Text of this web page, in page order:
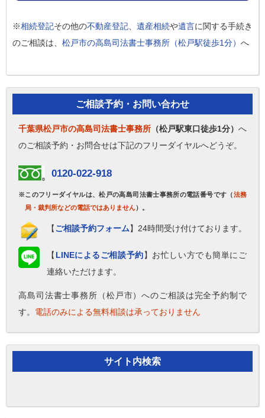
※相続登記その他の不動産登記 遺産相続や遺言に関する手続き
のご相談は、 松戸市の高島司法書士事務所（松戸駅徒歩1分） へ
ご相談予約・お問い合わせ
千葉県松戸市の高島司法書士事務所 （松戸駅東口徒歩1分） へ
のご相談予約・お問合せは下記のフリーダイヤルへどうぞ。
0120-022-918
※このフリーダイヤルは、松戸の高島司法書士事務所の電話番号です（法務
局・裁判所などの電話ではありません）。
【ご相談予約フォーム】24時間受け付けております。
【 LINEによるご相談予約】お忙しい方でも簡単にご
連絡いただけます。
高島司法書士事務所（松戸市）へのご相談は完全予約制で
す。 電話のみによる無料相談は承っておりません
サイト内検索